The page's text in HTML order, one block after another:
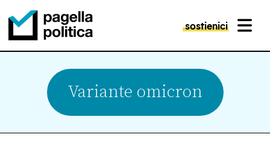
Pagella Politica Logo
sostienici MENU
Variante omicron